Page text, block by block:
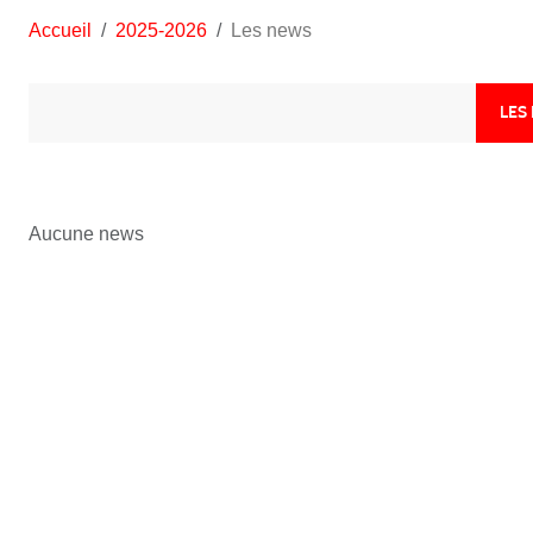
Accueil 2025-2026 Les news
LES
Aucune news